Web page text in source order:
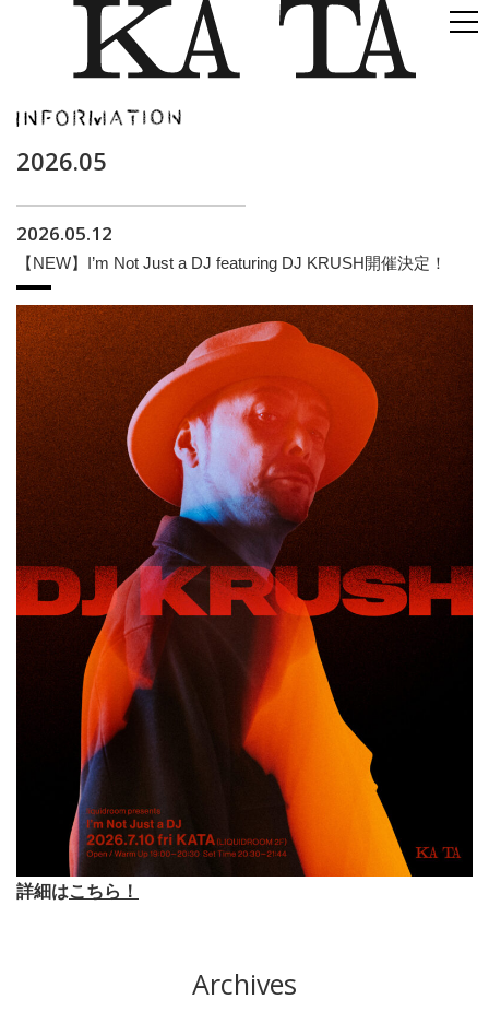
2026.05
2026.05.12
【NEW】I’m Not Just a DJ featuring DJ KRUSH開催決定！
詳細はこちら！
Archives